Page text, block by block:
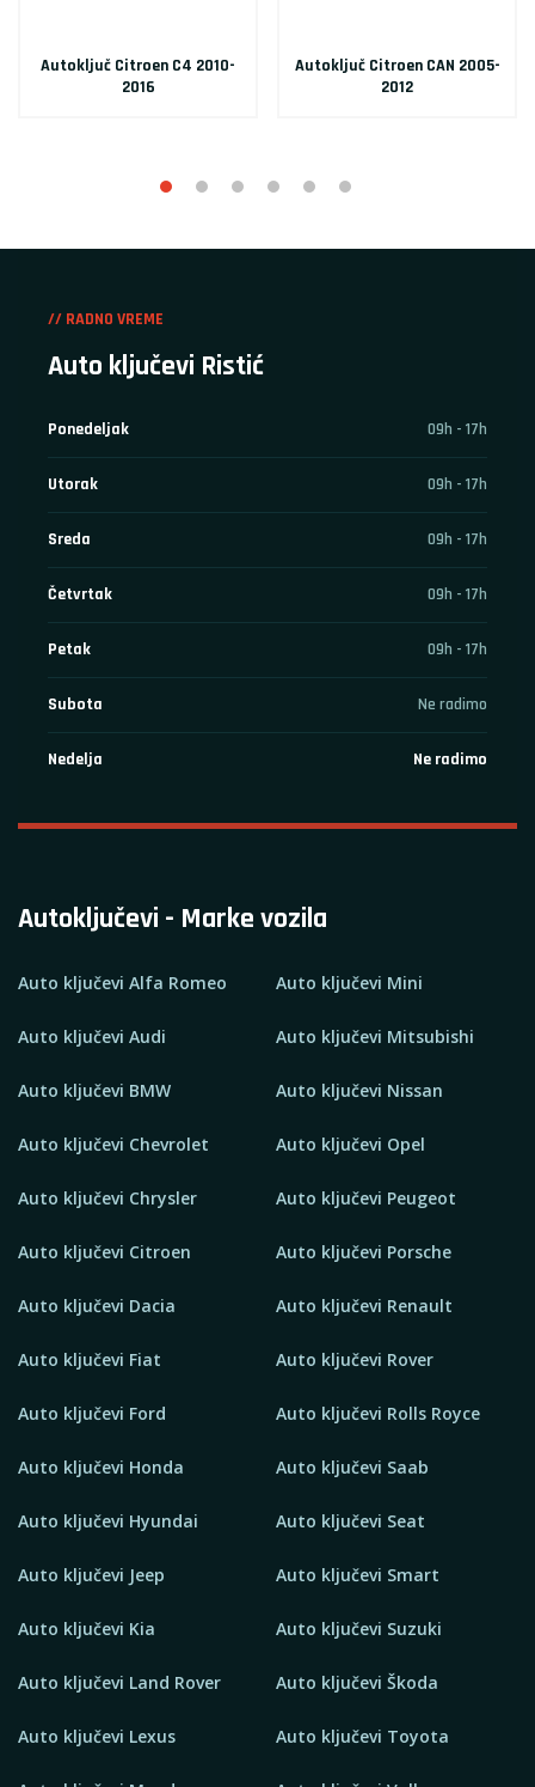
Autoključ Citroen C4 2010-
2016
Autoključ Citroen CAN 2005-
2012
// RADNO VREME
Auto ključevi Ristić
Ponedeljak 09h - 17h
Utorak 09h - 17h
Sreda 09h - 17h
Četvrtak 09h - 17h
Petak 09h - 17h
Subota Ne radimo
Nedelja Ne radimo
Autoključevi - Marke vozila
Auto ključevi Alfa Romeo
Auto ključevi Audi
Auto ključevi BMW
Auto ključevi Chevrolet
Auto ključevi Chrysler
Auto ključevi Citroen
Auto ključevi Dacia
Auto ključevi Fiat
Auto ključevi Ford
Auto ključevi Honda
Auto ključevi Hyundai
Auto ključevi Jeep
Auto ključevi Kia
Auto ključevi Land Rover
Auto ključevi Lexus
Auto ključevi Mini
Auto ključevi Mitsubishi
Auto ključevi Nissan
Auto ključevi Opel
Auto ključevi Peugeot
Auto ključevi Porsche
Auto ključevi Renault
Auto ključevi Rover
Auto ključevi Rolls Royce
Auto ključevi Saab
Auto ključevi Seat
Auto ključevi Smart
Auto ključevi Suzuki
Auto ključevi Škoda
Auto ključevi Toyota